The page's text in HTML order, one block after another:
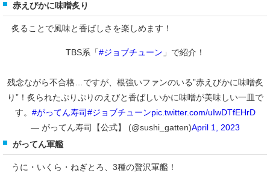
赤えびかに味噌炙り
炙ることで風味と香ばしさを楽しめます！
TBS系「#ジョブチューン 」で紹介！
残念ながら不合格…ですが、根強いファンのいる”赤えびかに味噌炙
り”！炙られたぷりぷりのえびと香ばしいかに味噌が美味しい一皿で
す。 #がってん寿司#ジョブチューンpic.twitter.com/uIwDTfEHrD
— がってん寿司【公式】 (@sushi_gatten)April 1, 2023
がってん軍艦
うに・いくら・ねぎとろ、3種の贅沢軍艦！